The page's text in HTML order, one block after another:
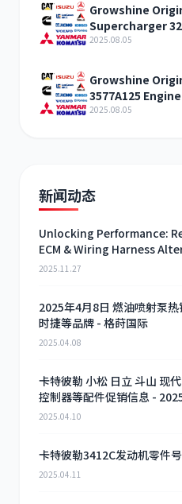
Growshine
Supercharger
2025.08.05
Growshine
3577A125
2025.08.05
新闻动态
Unlocking Performance:
ECM & Wiring Harness
2025.11.27
2025年4月8日 燃油喷射泵
时捷等品牌 - 格莳国际
2025.04.08
卡特彼勒 小松 日立 斗山 现
控制器等配件促销信息 -
2025.04.10
卡特彼勒3412C发动机零件号
2025.04.11